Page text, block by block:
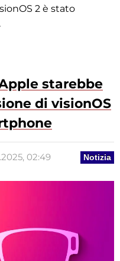
2 è stato
starebbe
di visionOS
Notizia
02:49